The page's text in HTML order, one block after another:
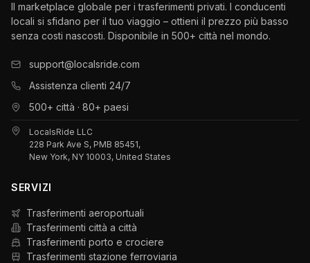
Il marketplace globale per i trasferimenti privati. I conducenti
locali si sfidano per il tuo viaggio – ottieni il prezzo più basso
senza costi nascosti. Disponibile in 500+ città nel mondo.
support@localsride.com
Assistenza clienti 24/7
500+ città · 80+ paesi
LocalsRide LLC
228 Park Ave S, PMB 85451,
New York, NY 10003, United States
SERVIZI
Trasferimenti aeroportuali
Trasferimenti città a città
Trasferimenti porto e crociere
Trasferimenti stazione ferroviaria